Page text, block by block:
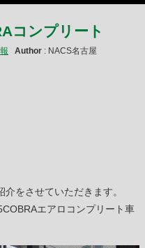
コンプリート
Author : NACS名古屋
をさせていただきます。
エアロコンプリート車